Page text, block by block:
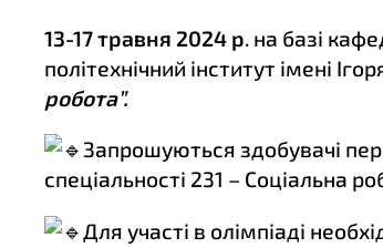
13-17 травня 2024 р. на базі
політехнічний інститут імені
робота”.
Запрошуються здобувачі
спеціальності 231 – Соціальна
Для участі в олімпіаді